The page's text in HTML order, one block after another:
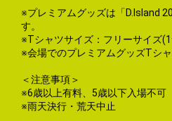
※プレミアムグッズは「D.Island
す。
※Tシャツサイズ：フリーサイズ
※会場でのプレミアムグッズTシ
＜注意事項＞
※6歳以上有料、5歳以下入場不可
※雨天決行・荒天中止